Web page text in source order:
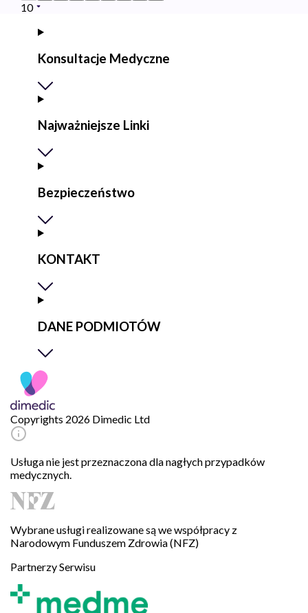
10
Konsultacje Medyczne
Najważniejsze Linki
Bezpieczeństwo
KONTAKT
DANE PODMIOTÓW
Copyrights 2026 Dimedic Ltd
Usługa nie jest przeznaczona dla nagłych przypadków
medycznych.
Wybrane usługi realizowane są we współpracy z
Narodowym Funduszem Zdrowia (NFZ)
Partnerzy Serwisu